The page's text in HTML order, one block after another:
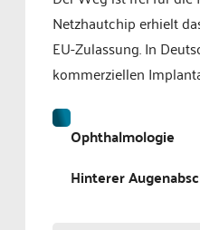
Netzhautchip erhielt
EU-Zulassung. In
kommerziellen
Ophthalmologie
Hinterer